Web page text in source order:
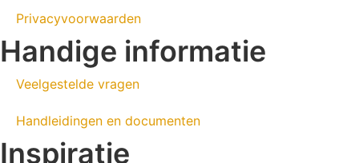
Privacyvoorwaarden
Handige informatie
Veelgestelde vragen
Handleidingen en documenten
Inspiratie